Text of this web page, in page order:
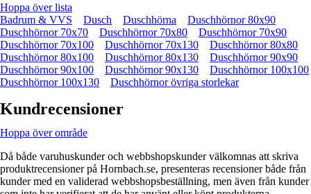
Hoppa över lista
Badrum & VVS
Dusch Duschhörna
Duschhörnor 80x90
Duschhörnor 70x70
Duschhörnor 70x80
Duschhörnor 70x90
Duschhörnor 70x100
Duschhörnor 70x130
Duschhörnor 80x80
Duschhörnor 80x100
Duschhörnor 80x130
Duschhörnor 90x90
Duschhörnor 90x100
Duschhörnor 90x130
Duschhörnor 100x100
Duschhörnor 100x130
Duschhörnor övriga storlekar
Kundrecensioner
Hoppa över område
Då både varuhuskunder och webbshopskunder välkomnas att skriva
produktrecensioner på Hornbach.se, presenteras recensioner både från
kunder med en validerad webbshopsbeställning, men även från kunder